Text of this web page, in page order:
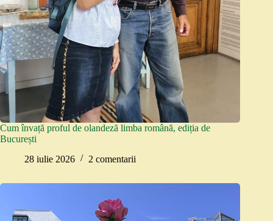
Cum învață proful de olandeză limba română, ediția de
București
28 iulie 2026
2 comentarii